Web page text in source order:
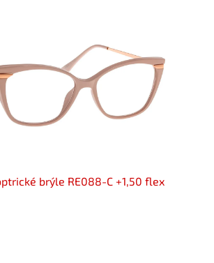
brýle RE088-C +1,50 flex